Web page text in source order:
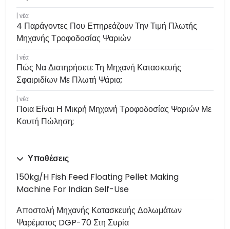
νέα
4 Παράγοντες Που Επηρεάζουν Την Τιμή Πλωτής
Μηχανής Τροφοδοσίας Ψαριών
νέα
Πώς Να Διατηρήσετε Τη Μηχανή Κατασκευής
Σφαιριδίων Με Πλωτή Ψάρια;
νέα
Ποια Είναι Η Μικρή Μηχανή Τροφοδοσίας Ψαριών Με
Καυτή Πώληση;
Υποθέσεις
150kg/h Fish Feed Floating Pellet Making
Machine For Indian Self-Use
Αποστολή Μηχανής Κατασκευής Δολωμάτων
Ψαρέματος DGP-70 Στη Συρία